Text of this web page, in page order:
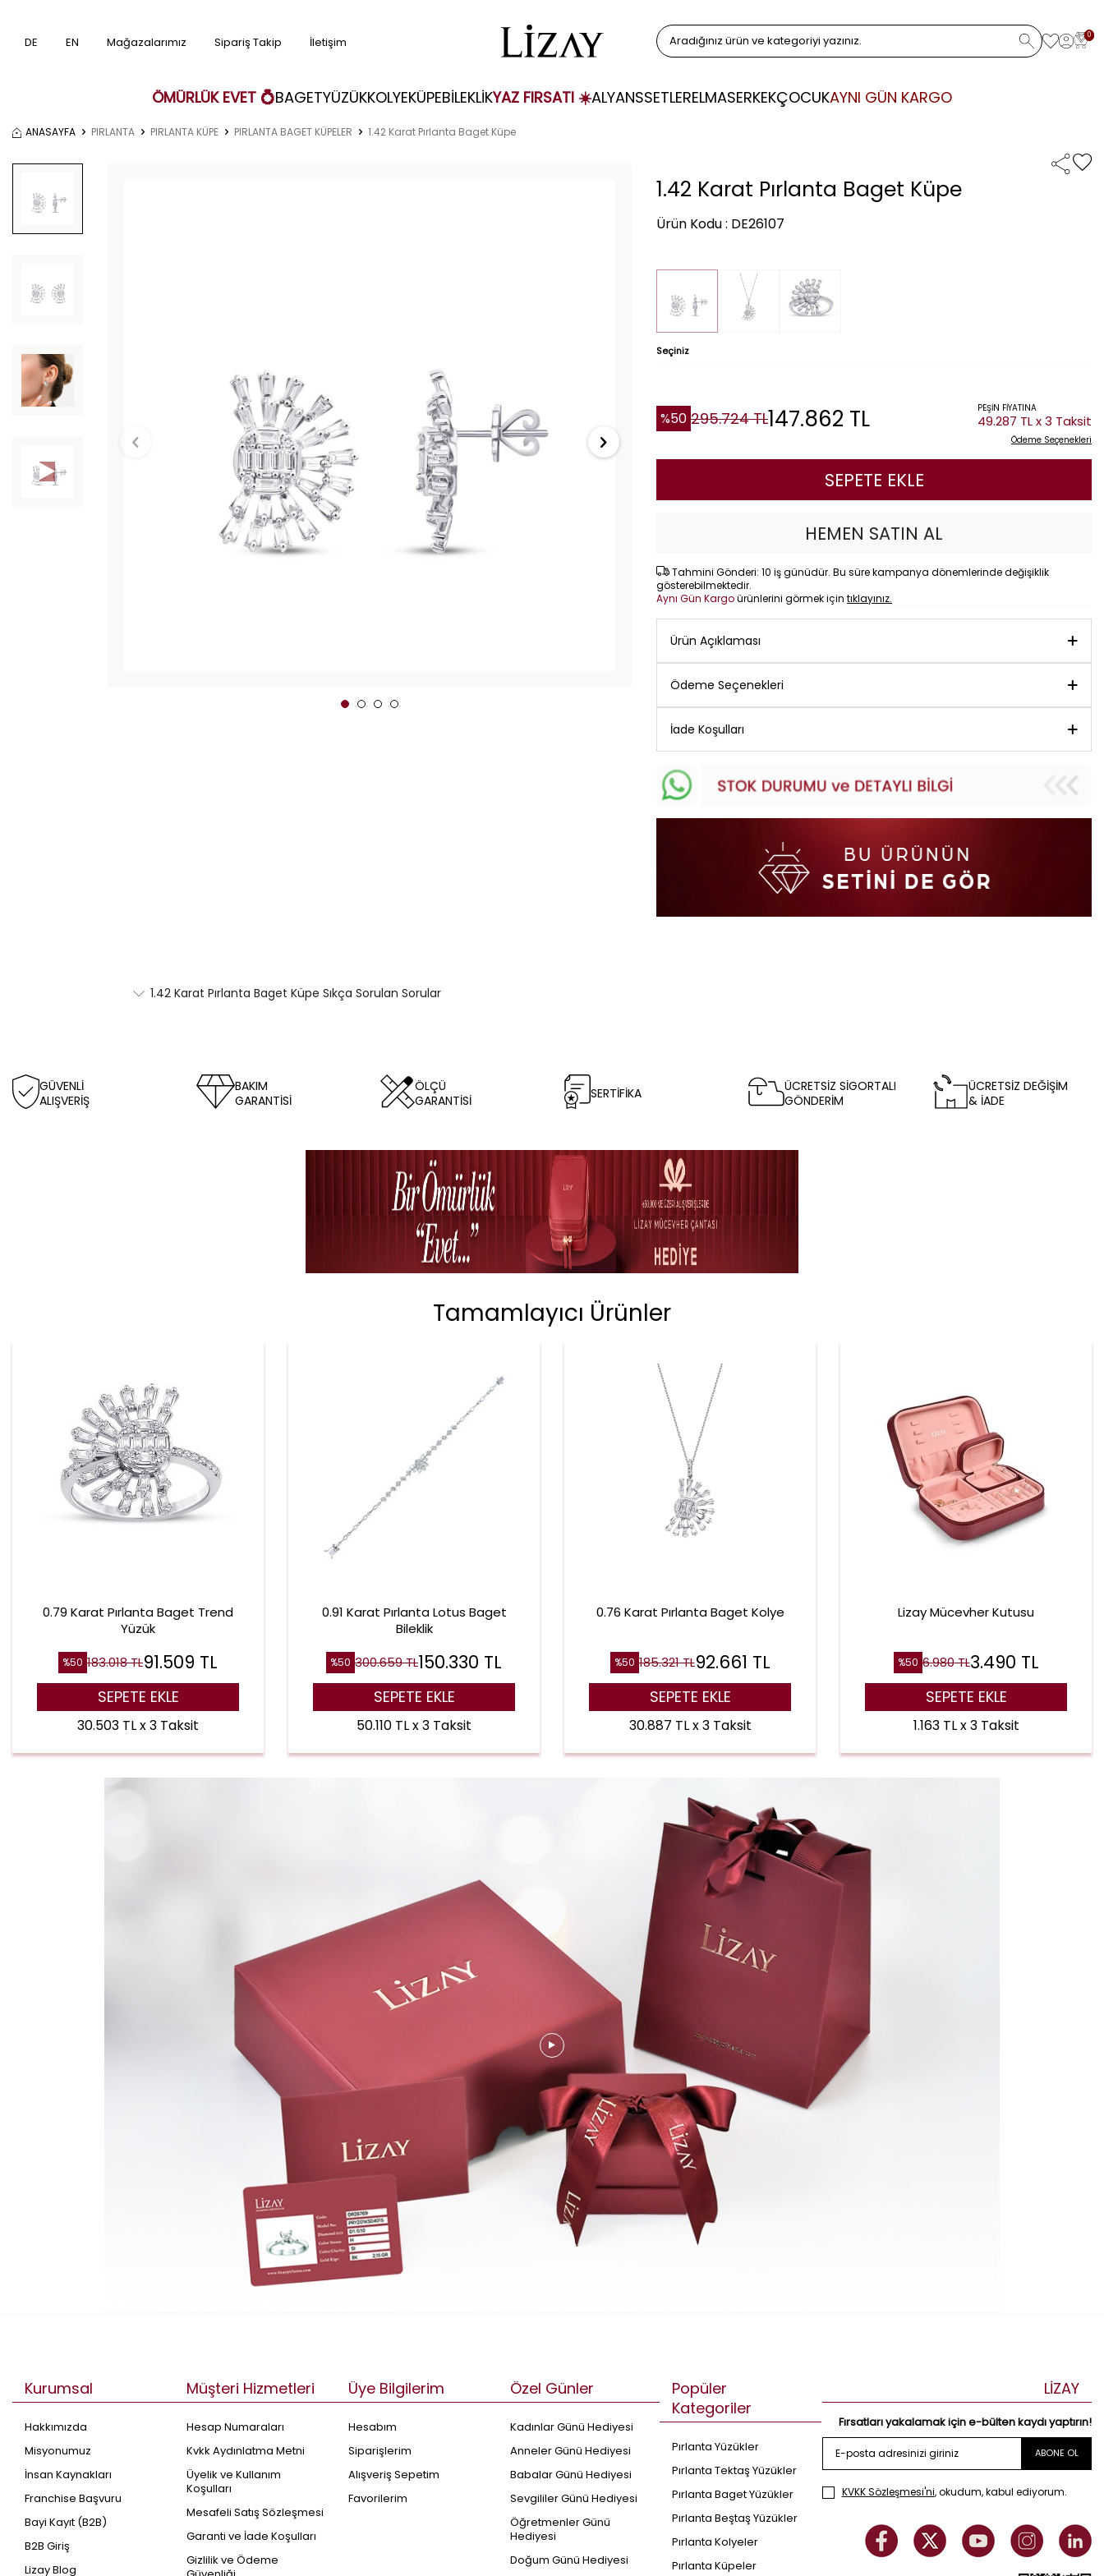
DE EN Mağazalarımız Sipariş Takip İletişim 0
ÖMÜRLÜK EVET 💍BAGETYÜZÜKKOLYEKÜPEBİLEKLİKYAZ FIRSATI ☀️ALYANSSETLERELMASERKEKÇOCUKAYNI GÜN KARGO
ANASAYFA PIRLANTA PIRLANTA KÜPE PIRLANTA BAGET KÜPELER 1.42 Karat Pırlanta Baget Küpe
1.42 Karat Pırlanta Baget Küpe
Ürün Kodu : DE26107
Seçiniz
%50 295.724TL147.862 TL PEŞİN FİYATINA
49.287 TL x 3 Taksit
Ödeme Seçenekleri
SEPETE EKLE
HEMEN SATIN AL
Tahmini Gönderi: 10 iş günüdür. Bu süre kampanya dönemlerinde değişiklik
gösterebilmektedir.
Aynı Gün Kargoürünlerini görmek için tıklayınız.
Ürün Açıklaması
Ödeme Seçenekleri
İade Koşulları
1.42 Karat Pırlanta Baget Küpe Sıkça Sorulan Sorular
GÜVENLİ
ALIŞVERİŞ
BAKIM
GARANTİSİ
ÖLÇÜ
GARANTİSİ
SERTİFİKA
ÜCRETSİZ SİGORTALI
GÖNDERİM
ÜCRETSİZ DEĞİŞİM
& İADE
Tamamlayıcı Ürünler
0.79 Karat Pırlanta Baget Trend
Yüzük
%50 183.018TL91.509 TL
SEPETE EKLE
30.503 TL x 3 Taksit
0.91 Karat Pırlanta Lotus Baget
Bileklik
%50 300.659TL150.330 TL
SEPETE EKLE
50.110 TL x 3 Taksit
0.76 Karat Pırlanta Baget Kolye
%50 185.321TL92.661 TL
SEPETE EKLE
30.887 TL x 3 Taksit
Lizay Mücevher Kutusu
%50 6.980TL3.490 TL
SEPETE EKLE
1.163 TL x 3 Taksit
Kurumsal
Hakkımızda
Misyonumuz
İnsan Kaynakları
Franchise Başvuru
Bayi Kayıt (B2B)
B2B Giriş
Lizay Blog
Müşteri Hizmetleri
Hesap Numaraları
Kvkk Aydınlatma Metni
Üyelik ve Kullanım
Koşulları
Mesafeli Satış Sözleşmesi
Garanti ve İade Koşulları
Gizlilik ve Ödeme
Üye Bilgilerim
Hesabım
Siparişlerim
Alışveriş Sepetim
Favorilerim
Özel Günler
Kadınlar Günü Hediyesi
Anneler Günü Hediyesi
Babalar Günü Hediyesi
Sevgililer Günü Hediyesi
Öğretmenler Günü
Hediyesi
Doğum Günü Hediyesi
Popüler
Kategoriler
Pırlanta Yüzükler
Pırlanta Tektaş Yüzükler
Pırlanta Baget Yüzükler
Pırlanta Beştaş Yüzükler
Pırlanta Kolyeler
Pırlanta Küpeler
LİZAY
Fırsatları yakalamak için e-bülten kaydı yaptırın!
ABONE OL
KVKK Sözleşmesi'ni, okudum, kabul ediyorum.